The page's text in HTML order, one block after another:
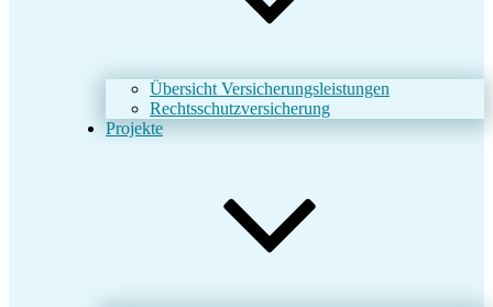
Übersicht Versicherungsleistungen
Rechtsschutzversicherung
Projekte